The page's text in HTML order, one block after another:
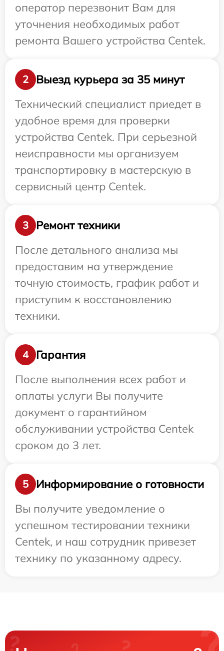
оператор перезвонит Вам для
уточнения необходимых работ
ремонта Вашего устройства Centek.
2
Выезд курьера за 35 минут
Технический специалист приедет в
удобное время для проверки
устройства Centek. При серьезной
неисправности мы организуем
транспортировку в мастерскую в
сервисный центр Centek.
3
Ремонт техники
После детального анализа мы
предоставим на утверждение
точную стоимость, график работ и
приступим к восстановлению
техники.
4
Гарантия
После выполнения всех работ и
оплаты услуги Вы получите
документ о гарантийном
обслуживании устройства Centek
сроком до 3 лет.
5
Информирование о готовности
Вы получите уведомление о
успешном тестировании техники
Centek, и наш сотрудник привезет
технику по указанному адресу.